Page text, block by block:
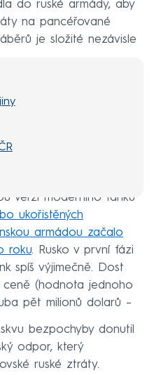
do ruské armády, aby
na pancéřované
je složité nezávisle
verzí moderního tanku
ukořistěných
armádou začalo
roku. Rusko v první fázi
spíš výjimečně. Dost
(hodnota jednoho
pět milionů dolarů –
bezpochyby donutil
odpor, který
ruské ztráty.